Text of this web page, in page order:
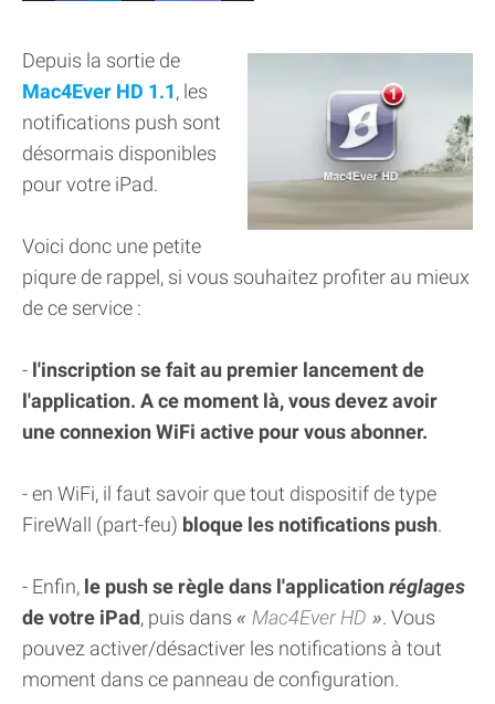
Depuis la sortie de
Mac4Ever HD 1.1, les
notifications push sont
désormais disponibles
pour votre iPad.
Voici donc une petite
piqure de rappel, si vous souhaitez profiter au mieux
de ce service :
- l'inscription se fait au premier lancement de
l'application. A ce moment là, vous devez avoir
une connexion WiFi active pour vous abonner.
- en WiFi, il faut savoir que tout dispositif de type
FireWall (part-feu) bloque les notifications push.
- Enfin, le push se règle dans l'application réglages
de votre iPad, puis dans Mac4Ever HD
. Vous
pouvez activer/désactiver les notifications à tout
moment dans ce panneau de configuration.